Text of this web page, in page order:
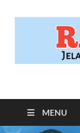
MENU